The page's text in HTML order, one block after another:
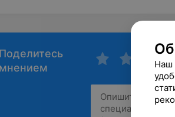
Поделитесь
мнением
Наш